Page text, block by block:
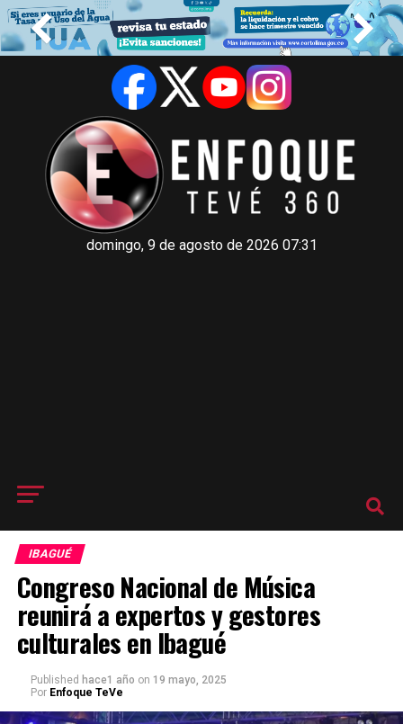
domingo, 9 de agosto de 2026 07:31
IBAGUÉ
Congreso Nacional de Música
reunirá a expertos y gestores
culturales en Ibagué
Published hace1 año on 19 mayo, 2025
Por Enfoque TeVe